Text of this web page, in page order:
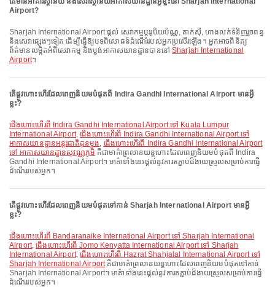
Airport?
Sharjah International Airport ផ្តល់ សេវាកម្មប្តូររូបិយប័ណ្ណ, តាក់ស៊ី, ហាងលក់ទំនិញរួចពន្ធ
និងសេវាផ្សេងៗទៀត ដើម្បីធ្វើឱ្យបទពិសោធន៍ដំណើររបស់អ្នកប្រសើរឡើង។ អ្នកអាចពិនិត្យ
ព័ត៌មានលម្អិតអំពីសេវាកម្ម និងប្លង់អាកាសយានដ្ឋានបាននៅSharjah International
Airport។
តើផ្លូវហោះហើរដែលពេញនិយមបំផុតពី Indira Gandhi International Airport មានអ្វី
ខ្លះ?
ជើងហោះហើរពី Indira Gandhi International Airport ទៅ Kuala Lumpur
International Airport,ជើងហោះហើរពី Indira Gandhi International Airport ទៅ
អាកាសយានដ្ឋានអន្តរជាតិដុនមួង, ជើងហោះហើរពី Indira Gandhi International Airport
ទៅ អាកាសយានដ្ឋានសុវណ្ណភូមិ គឺជាមាគ៌ាព្រលានយន្តហោះដែលពេញនិយមបំផុតពី Indira
Gandhi International Airport។ មាគ៌ាទាំងនេះផ្តល់នូវការតភ្ជាប់ដ៏ងាយស្រួលសម្រាប់ការធ្វើ
ដំណើររបស់អ្នក។
តើផ្លូវហោះហើរដែលពេញនិយមបំផុតទៅកាន់ Sharjah International Airport មានអ្វី
ខ្លះ?
ជើងហោះហើរពី Bandaranaike International Airport ទៅ Sharjah International
Airport,ជើងហោះហើរពី Jomo Kenyatta International Airport ទៅ Sharjah
International Airport,ជើងហោះហើរពី Hazrat Shahjalal International Airport ទៅ
Sharjah International Airportគឺជាមាគ៌ាព្រលានយន្តហោះដែលពេញនិយមបំផុតទៅកាន់
Sharjah International Airport។ មាគ៌ាទាំងនេះផ្តល់នូវការតភ្ជាប់ដ៏ងាយស្រួលសម្រាប់ការធ្វើ
ដំណើររបស់អ្នក។